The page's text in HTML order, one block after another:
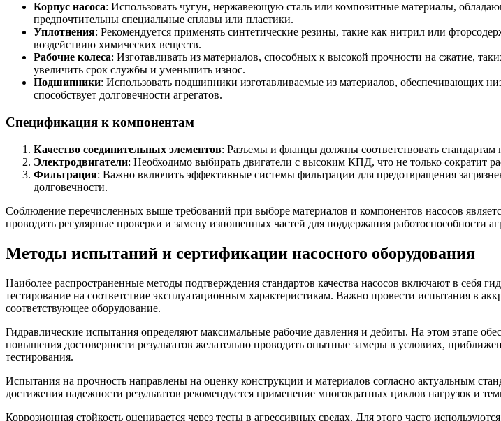
Корпус насоса: Использовать чугун, нержавеющую сталь или композитные материалы,
предпочтительны специальные сплавы или пластики.
Уплотнения: Рекомендуется применять синтетические резины, такие как нитрил или
воздействию химических веществ.
Рабочие колеса: Изготавливать из материалов, способных к высокой прочности на сжатие,
увеличить срок службы и уменьшить износ.
Подшипники: Использовать подшипники изготавливаемые из материалов, обеспечивающих
способствует долговечности агрегатов.
Спецификация к компонентам
Качество соединительных элементов: Разъемы и фланцы должны соответствовать
Электродвигатели: Необходимо выбирать двигатели с высоким КПД, что не только сократит
Фильтрация: Важно включить эффективные системы фильтрации для предотвращения
долговечности.
Соблюдение перечисленных выше требований при выборе материалов и компонентов насосов
проводить регулярные проверки и замену изношенных частей для поддержания работоспособности
Методы испытаний и сертификации насосного оборудования
Наиболее распространенные методы подтверждения стандартов качества насосов включают в себя
тестирование на соответствие эксплуатационным характеристикам. Важно провести испытания в
соответствующее оборудование.
Гидравлические испытания определяют максимальные рабочие давления и дебиты. На этом этапе
повышения достоверности результатов желательно проводить опытные замеры в условиях,
тестирования.
Испытания на прочность направлены на оценку конструкции и материалов согласно актуальным
достижения надежности результатов рекомендуется применение многократных циклов нагрузок и
Коррозионная стойкость оценивается через тесты в агрессивных средах. Для этого часто